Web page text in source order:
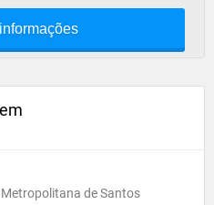
de Santos